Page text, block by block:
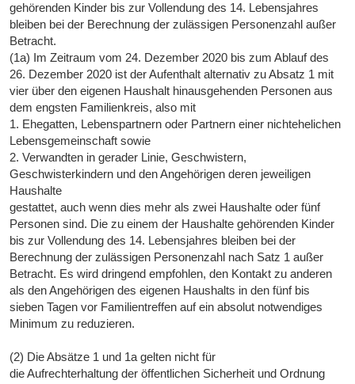
gehörenden Kinder bis zur Vollendung des 14. Lebensjahres
bleiben bei der Berechnung der zulässigen Personenzahl außer
Betracht.
(1a) Im Zeitraum vom 24. Dezember 2020 bis zum Ablauf des
26. Dezember 2020 ist der Aufenthalt alternativ zu Absatz 1 mit
vier über den eigenen Haushalt hinausgehenden Personen aus
dem engsten Familienkreis, also mit
1. Ehegatten, Lebenspartnern oder Partnern einer nichtehelichen
Lebensgemeinschaft sowie
2. Verwandten in gerader Linie, Geschwistern,
Geschwisterkindern und den Angehörigen deren jeweiligen
Haushalte
gestattet, auch wenn dies mehr als zwei Haushalte oder fünf
Personen sind. Die zu einem der Haushalte gehörenden Kinder
bis zur Vollendung des 14. Lebensjahres bleiben bei der
Berechnung der zulässigen Personenzahl nach Satz 1 außer
Betracht. Es wird dringend empfohlen, den Kontakt zu anderen
als den Angehörigen des eigenen Haushalts in den fünf bis
sieben Tagen vor Familientreffen auf ein absolut notwendiges
Minimum zu reduzieren.
(2) Die Absätze 1 und 1a gelten nicht für
die Aufrechterhaltung der öffentlichen Sicherheit und Ordnung